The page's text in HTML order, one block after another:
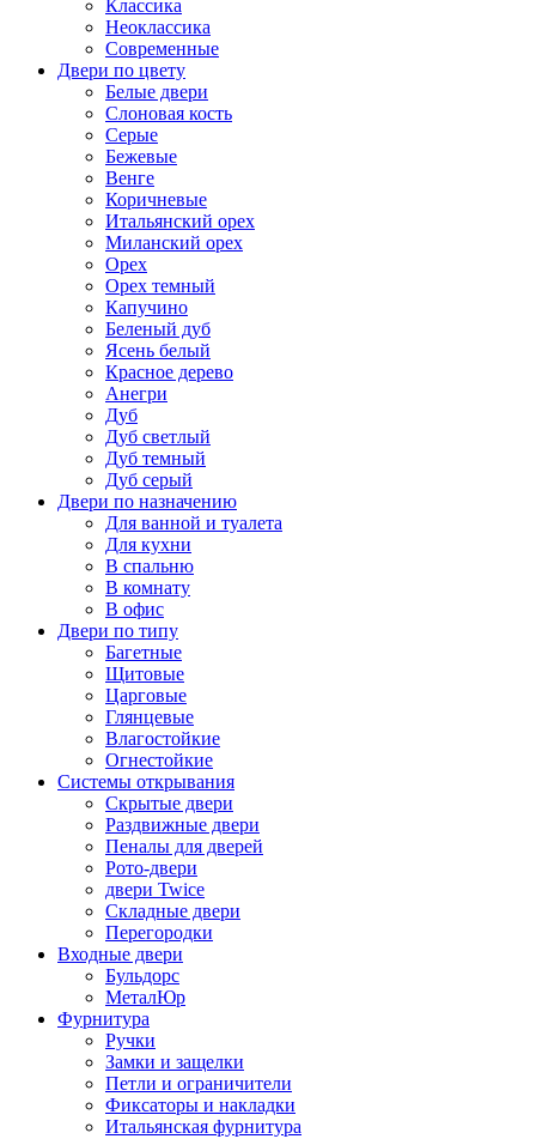
Классика
Неоклассика
Современные
Двери по цвету
Белые двери
Слоновая кость
Серые
Бежевые
Венге
Коричневые
Итальянский орех
Миланский орех
Орех
Орех темный
Капучино
Беленый дуб
Ясень белый
Красное дерево
Анегри
Дуб
Дуб светлый
Дуб темный
Дуб серый
Двери по назначению
Для ванной и туалета
Для кухни
В спальню
В комнату
В офис
Двери по типу
Багетные
Щитовые
Царговые
Глянцевые
Влагостойкие
Огнестойкие
Системы открывания
Скрытые двери
Раздвижные двери
Пеналы для дверей
Рото-двери
двери Twice
Складные двери
Перегородки
Входные двери
Бульдорс
МеталЮр
Фурнитура
Ручки
Замки и защелки
Петли и ограничители
Фиксаторы и накладки
Итальянская фурнитура